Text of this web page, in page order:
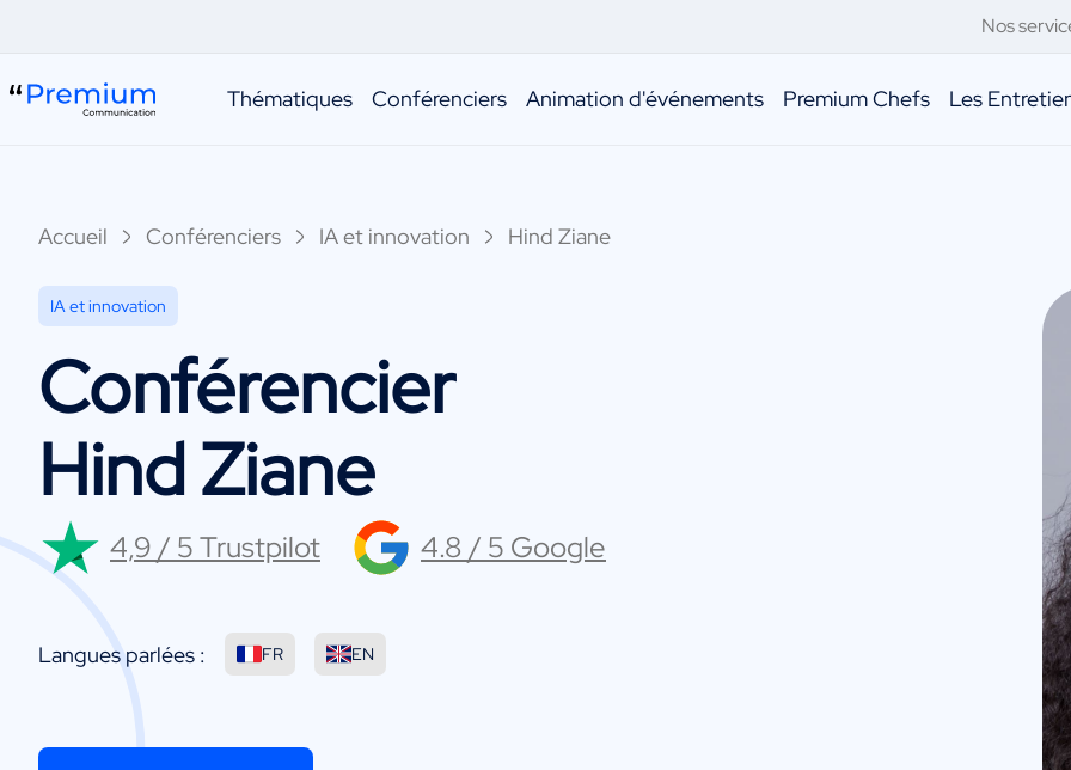
Nos
Thématiques Conférenciers Animation d'événements Premium Chefs Les
Accueil Conférenciers IA et innovation Hind Ziane
IA et innovation
Conférencier
Hind Ziane
4,9 / 5 Trustpilot 4.8 / 5 Google
Langues parlées : FR EN